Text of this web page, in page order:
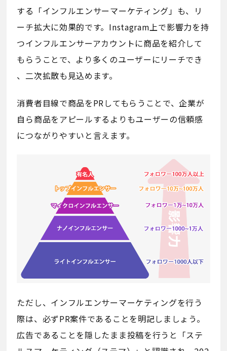
する「インフルエンサーマーケティング」も、リ
ーチ拡大に効果的です。Instagram上で影響力を持
つインフルエンサーアカウントに商品を紹介して
もらうことで、より多くのユーザーにリーチでき
、二次拡散も見込めます。
消費者目線で商品をPRしてもらうことで、企業が
自ら商品をアピールするよりもユーザーの信頼感
につながりやすいと言えます。
ただし、インフルエンサーマーケティングを行う
際は、必ずPR案件であることを明記しましょう。
広告であることを隠したまま投稿を行うと「ステ